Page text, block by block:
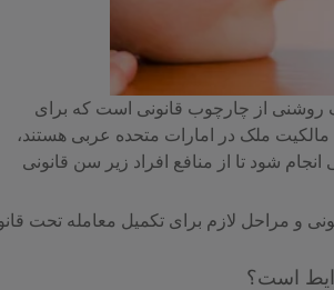
روشنی از چارچوب قانونی است که برای
است. در حالی که افراد زیر ۲۱ سال مجاز به مالکیت ملک در امارات متحده عربی هستند،
شود تا از منافع افراد زیر سن قانونی
و مراحل لازم برای تکمیل معامله تحت
است؟